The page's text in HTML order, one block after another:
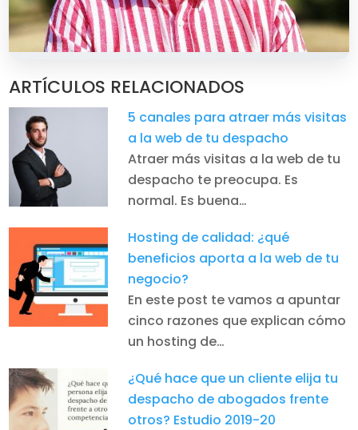
ARTÍCULOS RELACIONADOS
5 canales para atraer más visitas
a la web de tu despacho
Atraer más visitas a la web de tu
despacho te preocupa. Es
normal. Es buena…
Hosting de calidad: ¿qué
beneficios aporta a la web de tu
negocio?
En este post te vamos a apuntar
cinco razones que explican cómo
un hosting de…
¿Qué hace que un cliente elija tu
despacho de abogados frente
otros? Estudio 2019-20